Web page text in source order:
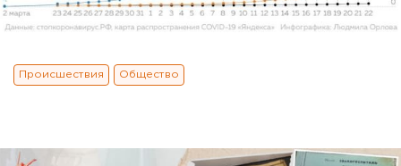
Происшествия Общество